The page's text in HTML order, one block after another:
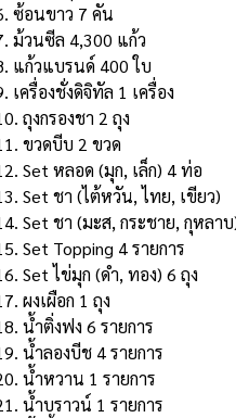
ซ้อนขาว 7 คัน
ม้วนซีล 4,300 แก้ว
แก้วแบรนด์ 400 ใบ
เครื่องชั่งดิจิทัล 1 เครื่อง
ถุงกรองชา 2 ถุง
ขวดบีบ 2 ขวด
Set หลอด (มุก, เล็ก) 4 ท่อ
Set ชา (ไต้หวัน, ไทย, เขียว)
Set ชา (มะส, กระชาย, กุหลา
Set Topping 4 รายการ
Set ไข่มุก (ดํา, ทอง) 6 ถุง
ผงเผือก 1 ถุง
น้ําติ่งฟง 6 รายการ
น้ําลองบีช 4 รายการ
น้ําหวาน 1 รายการ
น้ําบราวน์ 1 รายการ